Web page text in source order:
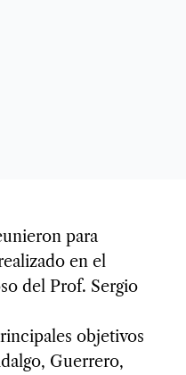
para
en el
del Prof. Sergio
objetivos
Guerrero,